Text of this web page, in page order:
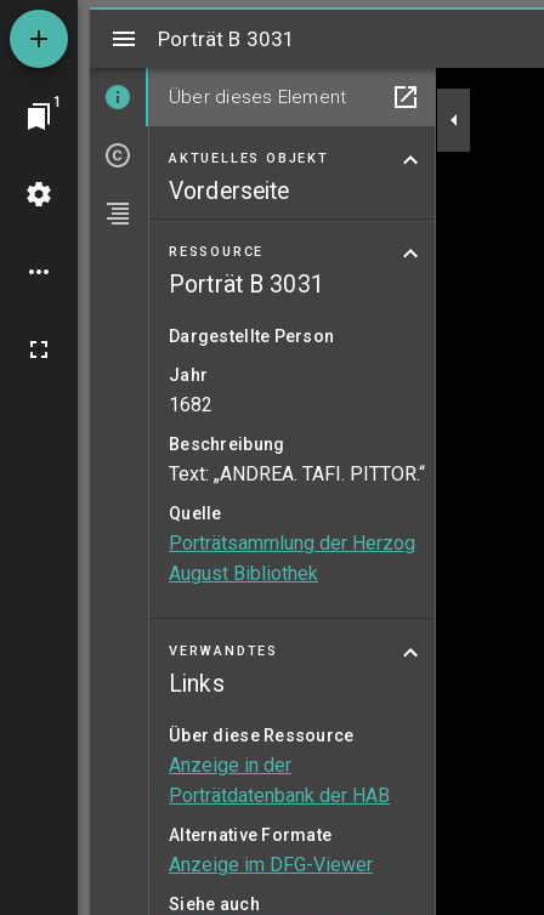
1
MiradorPorträt B 3031
Über dieses Element
AKTUELLES OBJEKT
Vorderseite
RESSOURCE
Porträt B 3031
Dargestellte Person
Jahr
1682
Beschreibung
Text: „ANDREA. TAFI. PITTOR.“
Quelle
Porträtsammlung der Herzog
August Bibliothek
VERWANDTES
Links
Über diese Ressource
Anzeige in der
Porträtdatenbank der HAB
Alternative Formate
Anzeige im DFG-Viewer
Siehe auch
Porträt B 3031